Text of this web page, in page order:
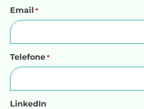
Email *
Telefone *
LinkedIn